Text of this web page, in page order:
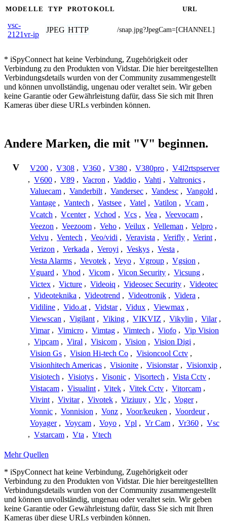
MODELLE TYP PROTOKOLL URL
vsc-
2121vr-ip
JPEG HTTP /snap.jpg?JpegCam=[CHANNEL]
* iSpyConnect hat keine Verbindung, Zugehörigkeit oder
Verbindung zu den Produkten von Vidstar. Die hier bereitgestellten
Verbindungsdetails wurden von der Community zusammengestellt
und können unvollständig, ungenau oder veraltet sein. Wir geben
keine Garantie oder Gewährleistung dafür, dass Sie sich mit Ihren
Kameras über diese URLs verbinden können.
Andere Marken, die mit "V" beginnen.
V V200 , V308 , V360 , V380 , V380pro , V4l2rtspserver
, V600 , V89 , Vacron , Vaddio , Vahti , Valtronics ,
Valuecam , Vanderbilt , Vandersec , Vandesc , Vangold ,
Vantage , Vantech , Vastsee , Vatel , Vatilon , Vcam ,
Vcatch , Vcenter , Vchod , Vcs , Vea , Veevocam ,
Veezon , Veezoom , Veho , Veilux , Velleman , Velpro ,
Velvu , Ventech , Veo/vidi , Veravista , Verifly , Verint ,
Verizon , Verkada , Veroyi , Veskys , Vesta ,
Vesta Alarms , Vevotek , Veyo , Vgroup , Vgsion ,
Vguard , Vhod , Vicom , Vicon Security , Vicsung ,
Victex , Victure , Videoiq , Videosec Security , Videotec
, Videoteknika , Videotrend , Videotronik , Videra ,
Vidiline , Vido.at , Vidstar , Vidux , Viewmax ,
Viewscan , Vigilant , Viking , VIKVIZ , Vikylin , Vilar ,
Vimar , Vimicro , Vimtag , Vimtech , Viofo , Vip Vision
, Vipcam , Viral , Visicom , Vision , Vision Digi ,
Vision Gs , Vision Hi-tech Co , Visioncool Cctv ,
Visionhitech Americas , Visionite , Visionstar , Visionxip ,
Visiotech , Visiotys , Visonic , Visortech , Vista Cctv ,
Vistacam , Visualint , Vitek , Vitek Cctv , Vitorcam ,
Vivint , Vivitar , Vivotek , Viziuuy , Vlc , Voger ,
Vonnic , Vonnision , Vonz , Voor/keuken , Voordeur ,
Voyager , Voycam , Voyo , Vpl , Vr Cam , Vr360 , Vsc
, Vstarcam , Vta , Vtech
Mehr Quellen
* iSpyConnect hat keine Verbindung, Zugehörigkeit oder
Verbindung zu den Produkten von Vidstar. Die hier bereitgestellten
Verbindungsdetails wurden von der Community zusammengestellt
und können unvollständig, ungenau oder veraltet sein. Wir geben
keine Garantie oder Gewährleistung dafür, dass Sie sich mit Ihren
Kameras über diese URLs verbinden können.